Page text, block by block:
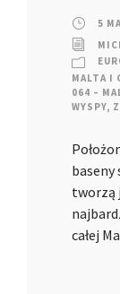
5
MALTA I
064 –
WYSPY,
baseny
tworzą
całej